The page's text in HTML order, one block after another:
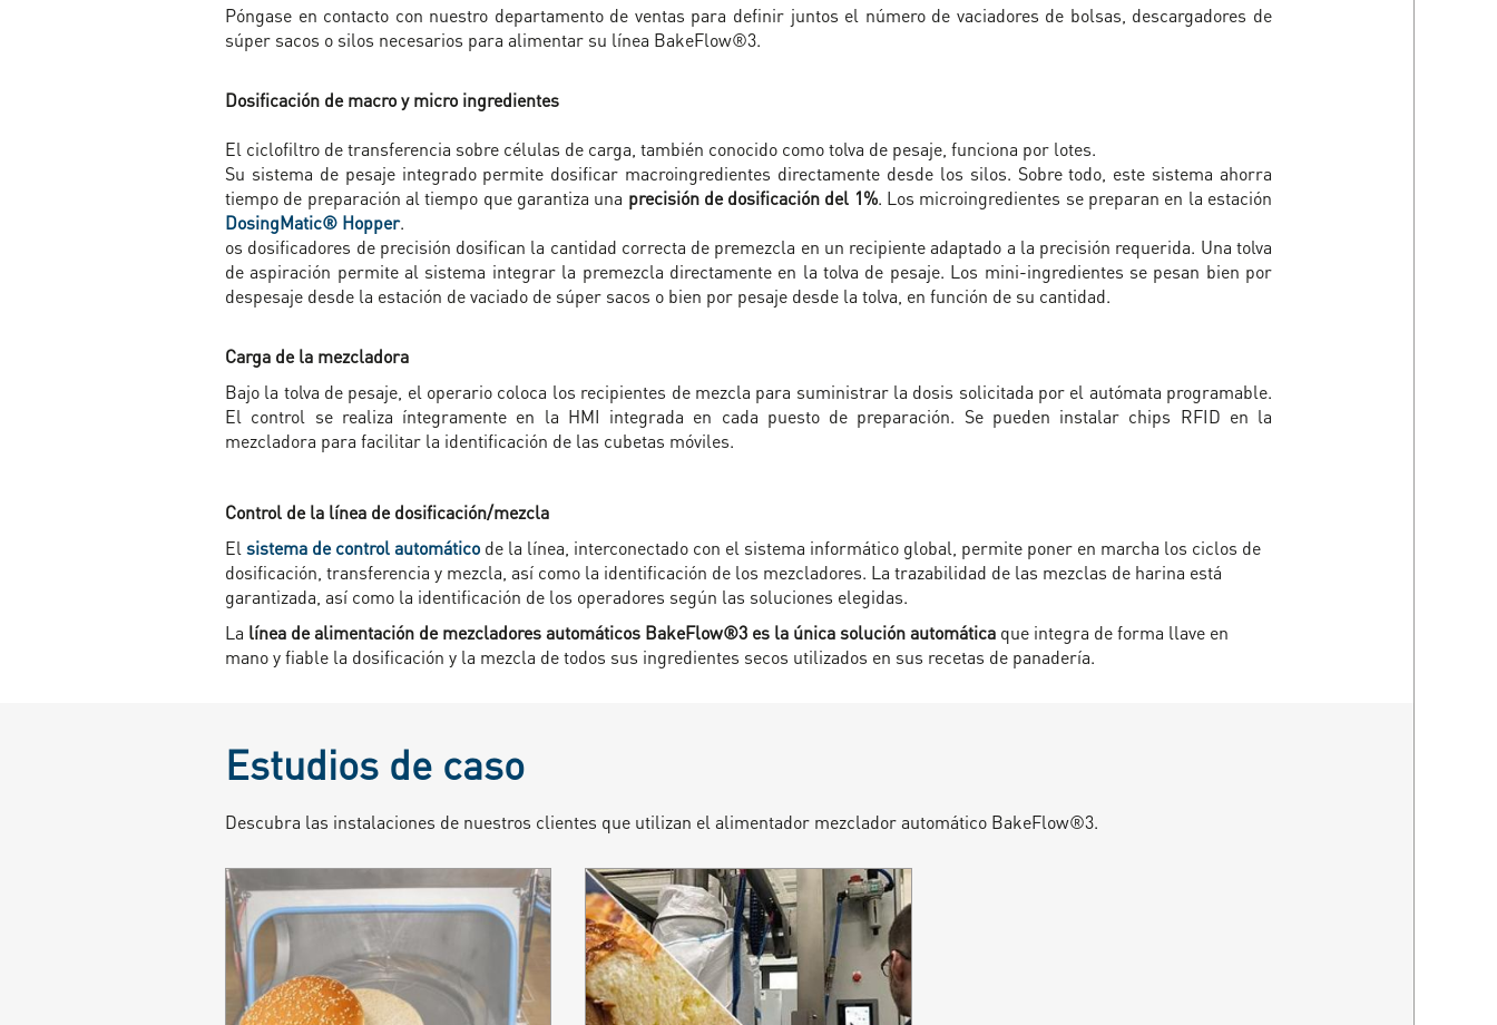
Póngase en contacto con nuestro departamento de ventas para definir juntos el número de vaciadores de bolsas, descargadores de
súper sacos o silos necesarios para alimentar su línea BakeFlow®3.
Dosificación de macro y micro ingredientes
El ciclofiltro de transferencia sobre células de carga, también conocido como tolva de pesaje, funciona por lotes.
Su sistema de pesaje integrado permite dosificar macroingredientes directamente desde los silos. Sobre todo, este sistema ahorra
tiempo de preparación al tiempo que garantiza una precisión de dosificación del 1%. Los microingredientes se preparan en la estación
DosingMatic® Hopper.
os dosificadores de precisión dosifican la cantidad correcta de premezcla en un recipiente adaptado a la precisión requerida. Una tolva
de aspiración permite al sistema integrar la premezcla directamente en la tolva de pesaje. Los mini-ingredientes se pesan bien por
despesaje desde la estación de vaciado de súper sacos o bien por pesaje desde la tolva, en función de su cantidad.
Carga de la mezcladora
Bajo la tolva de pesaje, el operario coloca los recipientes de mezcla para suministrar la dosis solicitada por el autómata programable.
El control se realiza íntegramente en la HMI integrada en cada puesto de preparación. Se pueden instalar chips RFID en la
mezcladora para facilitar la identificación de las cubetas móviles.
Control de la línea de dosificación/mezcla
El sistema de control automático de la línea, interconectado con el sistema informático global, permite poner en marcha los ciclos de
dosificación, transferencia y mezcla, así como la identificación de los mezcladores. La trazabilidad de las mezclas de harina está
garantizada, así como la identificación de los operadores según las soluciones elegidas.
La línea de alimentación de mezcladores automáticos BakeFlow®3 es la única solución automática que integra de forma llave en
mano y fiable la dosificación y la mezcla de todos sus ingredientes secos utilizados en sus recetas de panadería.
Estudios de caso
Descubra las instalaciones de nuestros clientes que utilizan el alimentador mezclador automático BakeFlow®3.